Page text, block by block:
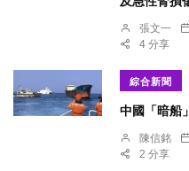
張文一
4 分享
綜合新聞
中國「暗船
陳信銘
2 分享